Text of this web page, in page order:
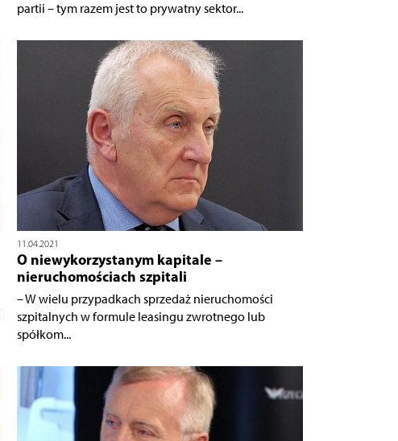
partii – tym razem jest to prywatny sektor...
11.04.2021
O niewykorzystanym kapitale –
nieruchomościach szpitali
– W wielu przypadkach sprzedaż nieruchomości
szpitalnych w formule leasingu zwrotnego lub
spółkom...